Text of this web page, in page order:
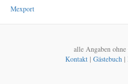
Mexport
alle Angaben ohne
Kontakt| Gästebuch|